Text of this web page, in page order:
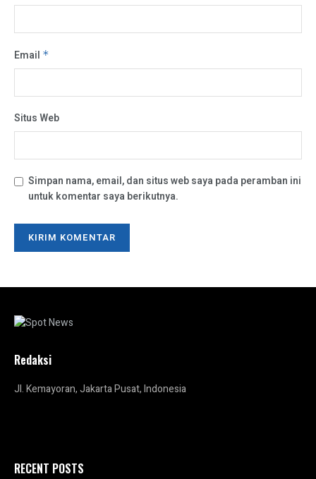
Email *
Situs Web
Simpan nama, email, dan situs web saya pada peramban ini
untuk komentar saya berikutnya.
Redaksi
Jl. Kemayoran, Jakarta Pusat, Indonesia
RECENT POSTS